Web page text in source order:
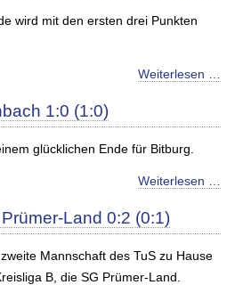
wird mit den ersten drei Punkten
Weiterlesen …
1:0 (1:0)
glücklichen Ende für Bitburg.
Weiterlesen …
Land 0:2 (0:1)
Mannschaft des TuS zu Hause
B, die SG Prümer-Land.